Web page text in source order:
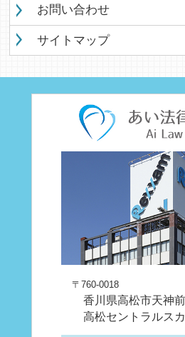
お問い合わせ
サイトマップ
〒760-0018
香川県高松市天神前
高松セントラルス